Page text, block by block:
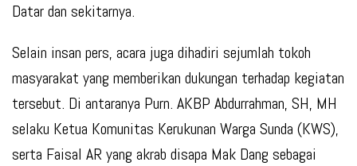
Datar dan sekitarnya.
Selain insan pers, acara juga dihadiri sejumlah tokoh
masyarakat yang memberikan dukungan terhadap kegiatan
tersebut. Di antaranya Purn. AKBP Abdurrahman, SH, MH
selaku Ketua Komunitas Kerukunan Warga Sunda (KWS),
serta Faisal AR yang akrab disapa Mak Dang sebagai